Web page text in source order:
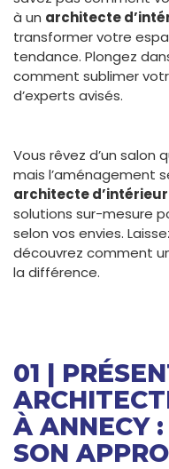
à un architecte
transformer votre
tendance. Plongez
comment sublimer
d’experts avisés.
Vous rêvez d’un
mais l’aménagement
architecte
solutions sur-mesure
selon vos envies.
découvrez comment
la différence.
01 |
À ANNECY
SON